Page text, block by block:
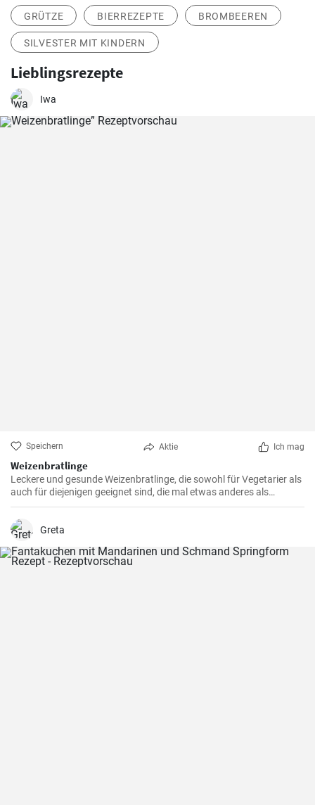
GRÜTZE BIERREZEPTE BROMBEEREN
SILVESTER MIT KINDERN
Lieblingsrezepte
Iwa
Speichern Aktie Ich mag
Weizenbratlinge
Leckere und gesunde Weizenbratlinge, die sowohl für Vegetarier als
auch für diejenigen geeignet sind, die mal etwas anderes als
normale Fleischbratlinge genießen möchten.
Greta